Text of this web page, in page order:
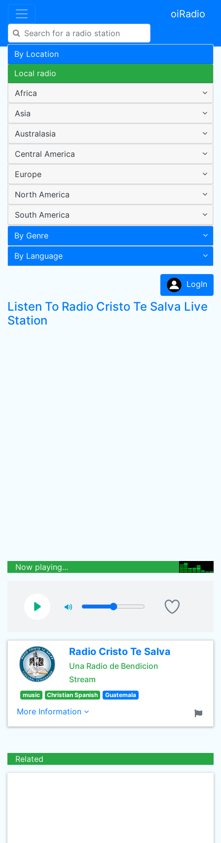
oiRadio
By Location
Local radio
Africa
Asia
Australasia
Central America
Europe
North America
South America
By Genre
By Language
LogIn
Listen To Radio Cristo Te Salva Live
Station
Now playing...
Radio Cristo Te Salva
Una Radio de Bendicion
Stream
music Christian Spanish Guatemala
More Information
Related